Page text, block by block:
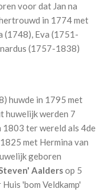
voor dat Jan na
in 1774 met
(1748), Eva (1751-
(1757-1838)
huwde in 1795 met
huwelijk werden 7
1803 ter wereld als 4de
met Hermina van
geboren
Aaldersop 5
'bom Veldkamp'